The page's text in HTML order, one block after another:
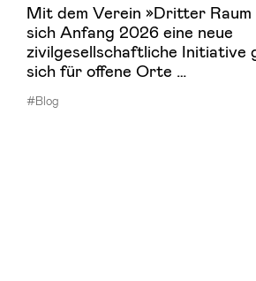
Mit dem Verein »Dritter
sich Anfang 2026 eine neue
zivilgesellschaftliche Initiative
sich für offene Orte …
#Blog